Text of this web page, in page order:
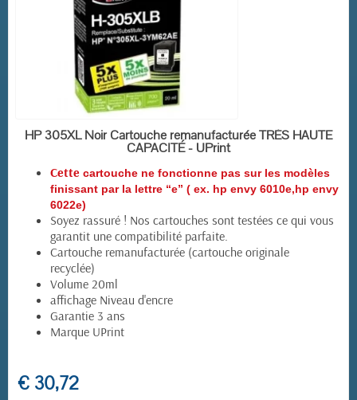
EN STOCK
HP 305XL Noir Cartouche remanufacturée TRÈS HAUTE
CAPACITÉ - UPrint
Cette cartouche ne fonctionne pas sur les modèles
finissant par la lettre “e” ( ex. hp envy 6010e,hp envy
6022e)
Soyez rassuré ! Nos cartouches sont testées ce qui vous
garantit une compatibilité parfaite.
Cartouche remanufacturée (cartouche originale
recyclée)
Volume 20ml
affichage Niveau d'encre
Garantie 3 ans
Marque UPrint
€ 30,72